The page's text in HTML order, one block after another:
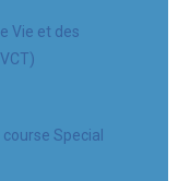
Vie et des
Special